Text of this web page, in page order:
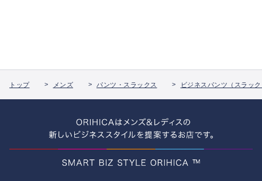
トップ メンズ パンツ・スラックス ビジネスパンツ（スラッ